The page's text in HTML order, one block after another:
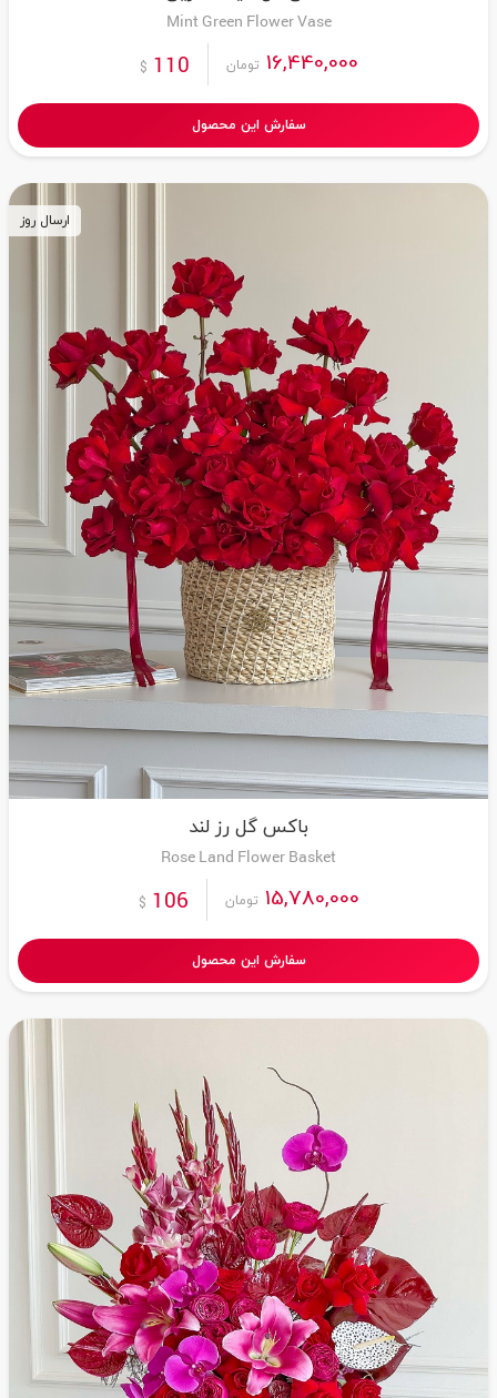
Mint Green Flower Vase
16,440,000 تومان 110
$
سفارش این محصول
باکس گل رز لند
Rose Land Flower Basket
15,780,000 تومان 106
$
سفارش این محصول
ارسال روز